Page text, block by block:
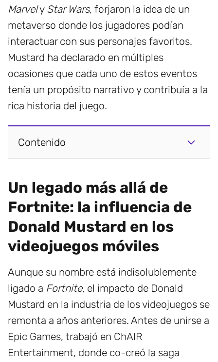
Marvely Star Wars, forjaron la idea de un
metaverso donde los jugadores podían
interactuar con sus personajes favoritos.
Mustard ha declarado en múltiples
ocasiones que cada uno de estos eventos
tenía un propósito narrativo y contribuía a la
rica historia del juego.
Contenido
Un legado más allá de
Fortnite: la influencia de
Donald Mustard en los
videojuegos móviles
Aunque su nombre está indisolublemente
ligado a Fortnite, el impacto de Donald
Mustard en la industria de los videojuegos se
remonta a años anteriores. Antes de unirse a
Epic Games, trabajó en ChAIR
Entertainment, donde co-creó la saga